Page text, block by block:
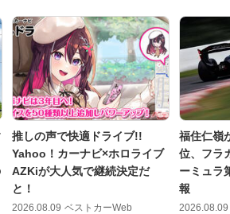
推しの声で快適ドライブ!!
Yahoo！カーナビ×ホロライブ
AZKiが大人気で継続決定だ
と！
2026.08.09 ベストカーWeb
福住仁嶺
位、フラ
ーミュラ
報
2026.08.09